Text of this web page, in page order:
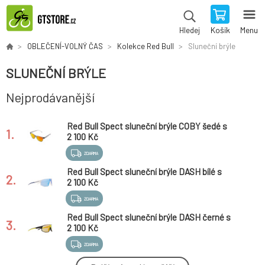
Hledej Košík Menu
OBLEČENÍ-VOLNÝ ČAS Kolekce Red Bull Sluneční brýle
SLUNEČNÍ BRÝLE
Nejprodávanější
1.
ZDARMA
Red Bull Spect sluneční brýle COBY šedé s
oranžovými skly
2 100 Kč
2.
ZDARMA
Red Bull Spect sluneční brýle DASH bílé s
modrým sklem
2 100 Kč
3.
ZDARMA
Red Bull Spect sluneční brýle DASH černé s
modro žlutým sklem
2 100 Kč
Red Bull Spect sluneční brýle EDEN čiré s